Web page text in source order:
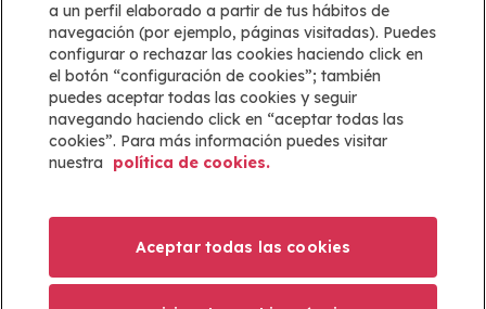
Política de galetes
Configuración de cookies
Informació
Ajuda
ayuda@docoapp.com
Imagen
Imagen
Imagen
Imagen
a un perfil elaborado a partir de tus hábitos de
navegación (por ejemplo, páginas visitadas). Puedes
configurar o rechazar las cookies haciendo click en
el botón “configuración de cookies”; también
puedes aceptar todas las cookies y seguir
navegando haciendo click en “aceptar todas las
cookies”. Para más información puedes visitar
nuestra
política de cookies.
Aceptar todas las cookies